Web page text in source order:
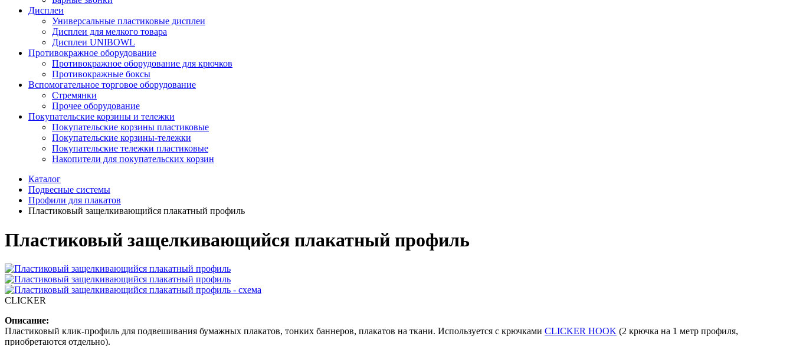
Дисплеи
Универсальные пластиковые дисплеи
Дисплеи для мелкого товара
Дисплеи UNIBOWL
Противокражное оборудование
Противокражное оборудование для крючков
Противокражные боксы
Вспомогательное торговое оборудование
Стремянки
Прочее оборудование
Покупательские корзины и тележки
Покупательские корзины пластиковые
Покупательские корзины-тележки
Покупательские тележки пластиковые
Накопители для покупательских корзин
Каталог
Подвесные системы
Профили для плакатов
Пластиковый защелкивающийся плакатный профиль
Пластиковый защелкивающийся плакатный профиль
CLICKER
Описание:
Пластиковый клик-профиль для подвешивания бумажных плакатов, тонких баннеров, плакатов на ткани. Используется с крючками CLICKER HOOK (2 крючка на 1 метр профиля,
приобретаются отдельно).